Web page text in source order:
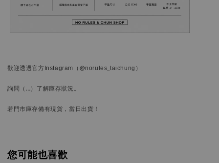
歡迎透過官方Instagram （@norules_taichung）
詢問 （…） 了解庫存狀況。
若門市庫存備有現貨，當日出貨！
您可能也喜歡